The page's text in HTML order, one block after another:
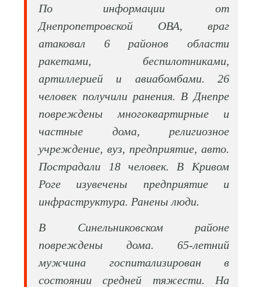
По информации от
Днепропетровской ОВА, враг
атаковал 6 районов области
ракетами, беспилотниками,
артиллерией и авиабомбами. 26
человек получили ранения. В Днепре
повреждены многоквартирные и
частные дома, религиозное
учреждение, вуз, предприятие, авто.
Пострадали 18 человек. В Кривом
Роге изувечены предприятие и
инфраструктура. Ранены люди.
В Синельниковском районе
повреждены дома. 65-летний
мужчина госпитализирован в
состоянии средней тяжести. На